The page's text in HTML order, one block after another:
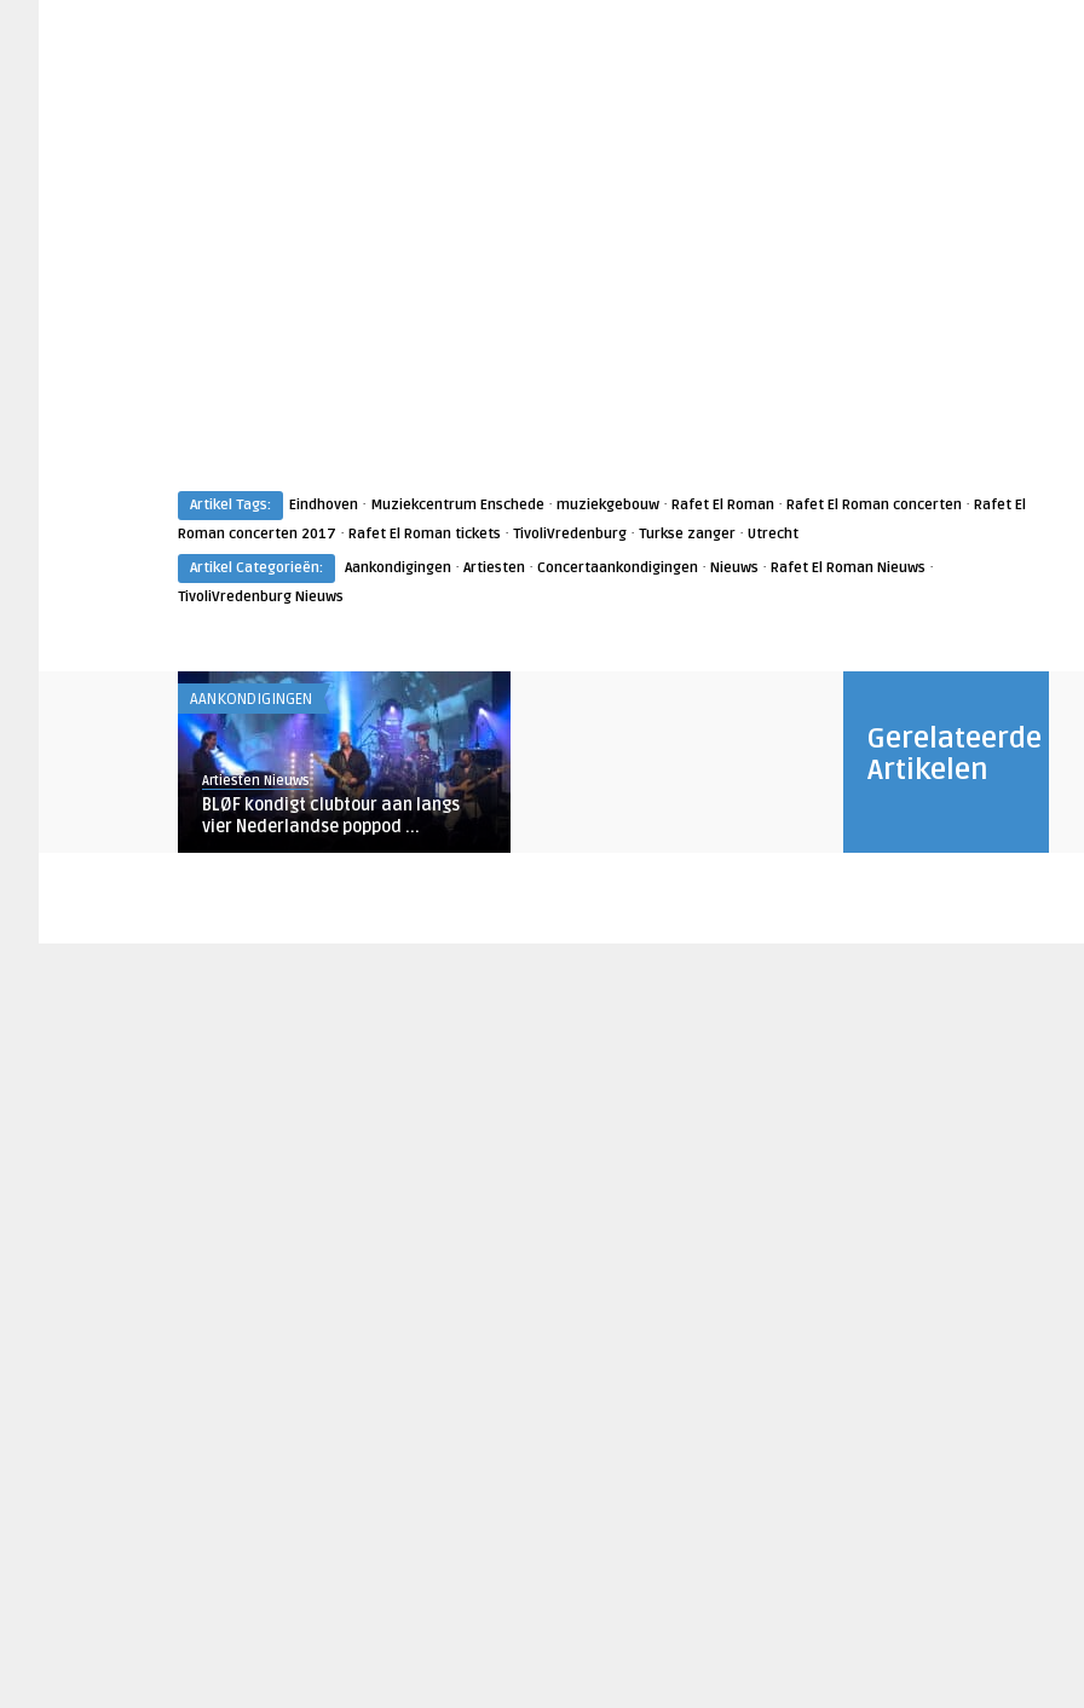
Artikel Tags: Eindhoven · Muziekcentrum Enschede · muziekgebouw · Rafet El Roman · Rafet El Roman concerten · Rafet El
Roman concerten 2017 · Rafet El Roman tickets · TivoliVredenburg · Turkse zanger · Utrecht
Artikel Categorieën:
Aankondigingen · Artiesten · Concertaankondigingen · Nieuws · Rafet El Roman Nieuws ·
TivoliVredenburg Nieuws
Gerelateerde
Artikelen
AANKONDIGINGEN
Artiesten Nieuws
BLØF kondigt clubtour aan langs
vier Nederlandse poppod ...